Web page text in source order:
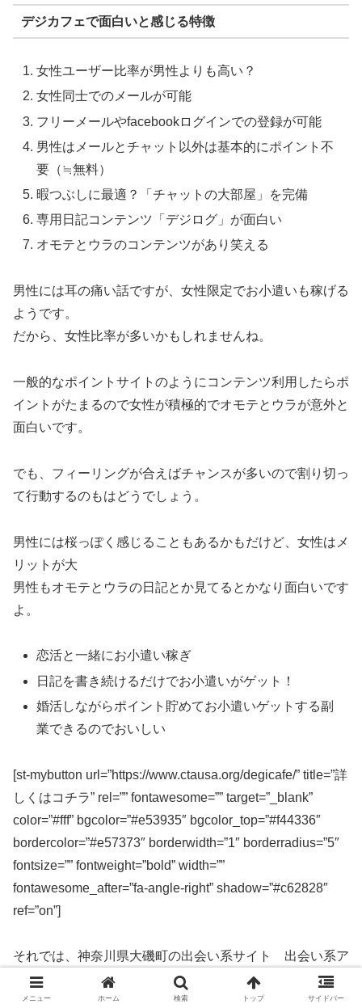
デジカフェで面白いと感じる特徴
女性ユーザー比率が男性よりも高い？
女性同士でのメールが可能
フリーメールやfacebookログインでの登録が可能
男性はメールとチャット以外は基本的にポイント不
要（≒無料）
暇つぶしに最適？「チャットの大部屋」を完備
専用日記コンテンツ「デジログ」が面白い
オモテとウラのコンテンツがあり笑える
男性には耳の痛い話ですが、女性限定でお小遣いも稼げる
ようです。
だから、女性比率が多いかもしれませんね。
一般的なポイントサイトのようにコンテンツ利用したらポ
イントがたまるので女性が積極的でオモテとウラが意外と
面白いです。
でも、フィーリングが合えばチャンスが多いので割り切っ
て行動するのもはどうでしょう。
男性には桜っぽく感じることもあるかもだけど、女性はメ
リットが大
男性もオモテとウラの日記とか見てるとかなり面白いです
よ。
恋活と一緒にお小遣い稼ぎ
日記を書き続けるだけでお小遣いがゲット！
婚活しながらポイント貯めてお小遣いゲットする副
業できるのでおいしい
[st-mybutton url=”https://www.ctausa.org/degicafe/” title=”詳
しくはコチラ” rel=”” fontawesome=”” target=”_blank”
color=”#fff” bgcolor=”#e53935″ bgcolor_top=”#f44336″
bordercolor=”#e57373″ borderwidth=”1″ borderradius=”5″
fontsize=”” fontweight=”bold” width=””
fontawesome_after=”fa-angle-right” shadow=”#c62828″
ref=”on”]
それでは、神奈川県大磯町の出会い系サイト 出会い系ア
プリを実際に使ってみた感想などを解説します。
メニュー ホーム 検索 トップ サイドバー